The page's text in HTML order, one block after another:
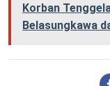
Korban
Belasungkawa